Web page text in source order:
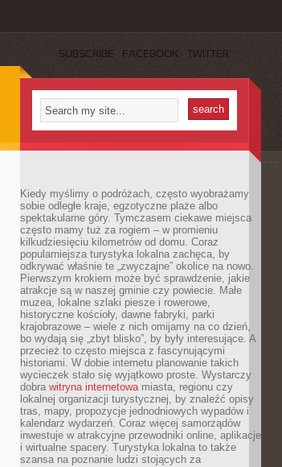
SUBSCRIBE FACEBOOK TWITTER
Kiedy myślimy o podróżach, często wyobrażamy
sobie odległe kraje, egzotyczne plaże albo
spektakularne góry. Tymczasem ciekawe miejsca
często mamy tuż za rogiem – w promieniu
kilkudziesięciu kilometrów od domu. Coraz
popularniejsza turystyka lokalna zachęca, by
odkrywać właśnie te „zwyczajne” okolice na nowo.
Pierwszym krokiem może być sprawdzenie, jakie
atrakcje są w naszej gminie czy powiecie. Małe
muzea, lokalne szlaki piesze i rowerowe,
historyczne kościoły, dawne fabryki, parki
krajobrazowe – wiele z nich omijamy na co dzień,
bo wydają się „zbyt blisko”, by były interesujące. A
przecież to często miejsca z fascynującymi
historiami. W dobie internetu planowanie takich
wycieczek stało się wyjątkowo proste. Wystarczy
dobra witryna internetowamiasta, regionu czy
lokalnej organizacji turystycznej, by znaleźć opisy
tras, mapy, propozycje jednodniowych wypadów i
kalendarz wydarzeń. Coraz więcej samorządów
inwestuje w atrakcyjne przewodniki online, aplikacje
i wirtualne spacery. Turystyka lokalna to także
szansa na poznanie ludzi stojących za